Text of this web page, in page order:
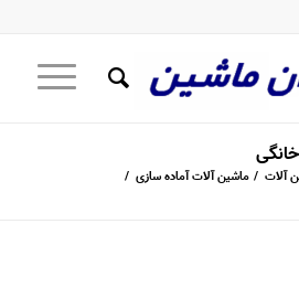
آلات / ماشین آلات آماده سازی /